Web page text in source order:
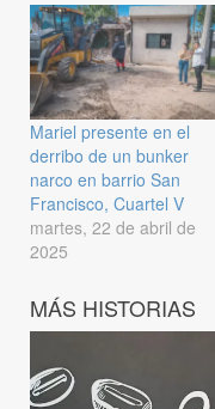
Mariel presente en el
derribo de un bunker
narco en barrio San
Francisco, Cuartel V
martes, 22 de abril de
2025
MÁS HISTORIAS